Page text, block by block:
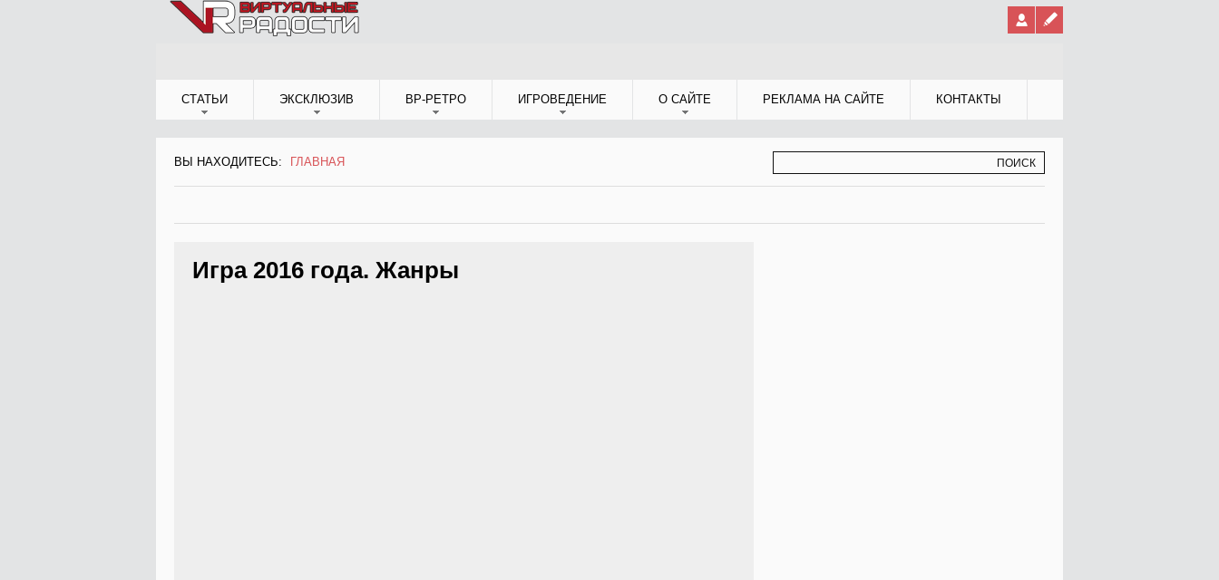
СТАТЬИ ЭКСКЛЮЗИВ ВР-РЕТРО ИГРОВЕДЕНИЕ О САЙТЕ РЕКЛАМА НА САЙТЕ КОНТАКТЫ
ВЫ НАХОДИТЕСЬ:
ВЫ НАХОДИТЕСЬ
ГЛАВНАЯ
Игра 2016 года. Жанры